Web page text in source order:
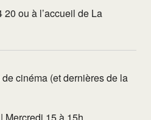
20 ou à l’accueil de La
cinéma (et dernières de la
Mercredi 15 à 15h